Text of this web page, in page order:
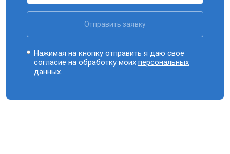
Отправить заявку
Нажимая на кнопку отправить я даю свое
согласие на обработку моихперсональных
данных.